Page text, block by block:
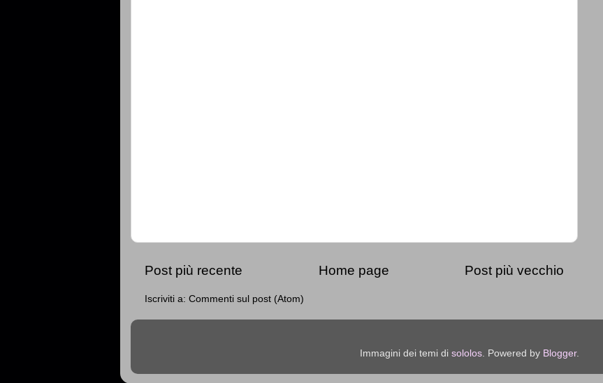
Post più recente Post più vecchio
Home page
Iscriviti a: Commenti sul post (Atom)
Immagini dei temi di sololos . Powered by Blogger.